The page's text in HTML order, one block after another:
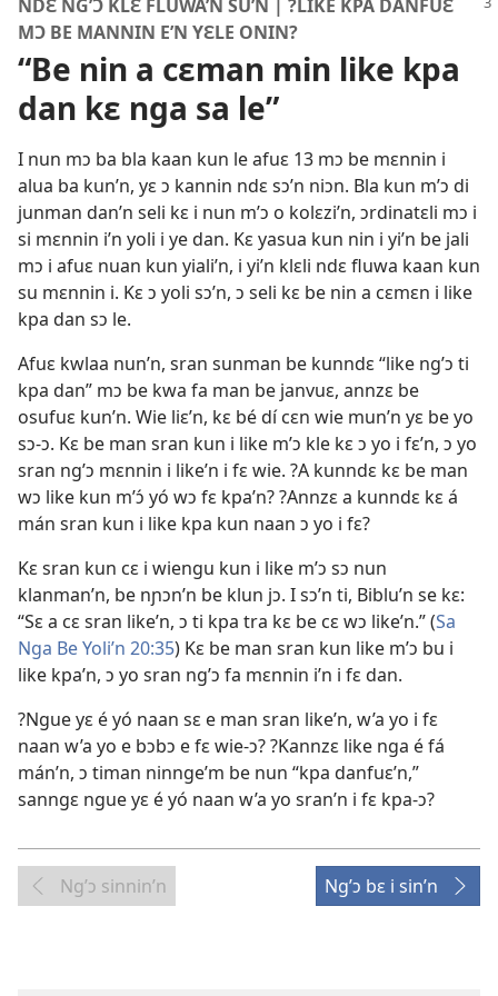
NDƐ NG’Ɔ KLƐ FLUWA’N SU’N | ?LIKE KPA DANFUƐ
MƆ BE MANNIN E’N YƐLE ONIN?
“Be nin a cɛman min like kpa
dan kɛ nga sa le”
I nun mɔ ba bla kaan kun le afuɛ 13 mɔ be mɛnnin i
alua ba kun’n, yɛ ɔ kannin ndɛ sɔ’n niɔn. Bla kun m’ɔ di
junman dan’n seli kɛ i nun m’ɔ o kolɛzi’n, ɔrdinatɛli mɔ i
si mɛnnin i’n yoli i ye dan. Kɛ yasua kun nin i yi’n be jali
mɔ i afuɛ nuan kun yiali’n, i yi’n klɛli ndɛ fluwa kaan kun
su mɛnnin i. Kɛ ɔ yoli sɔ’n, ɔ seli kɛ be nin a cɛmɛn i like
kpa dan sɔ le.
Afuɛ kwlaa nun’n, sran sunman be kunndɛ “like ng’ɔ ti
kpa dan” mɔ be kwa fa man be janvuɛ, annzɛ be
osufuɛ kun’n. Wie liɛ’n, kɛ bé dí cɛn wie mun’n yɛ be yo
sɔ-ɔ. Kɛ be man sran kun i like m’ɔ kle kɛ ɔ yo i fɛ’n, ɔ yo
sran ng’ɔ mɛnnin i like’n i fɛ wie. ?A kunndɛ kɛ be man
wɔ like kun m’ɔ́ yó wɔ fɛ kpa’n? ?Annzɛ a kunndɛ kɛ á
mán sran kun i like kpa kun naan ɔ yo i fɛ?
Kɛ sran kun cɛ i wiengu kun i like m’ɔ sɔ nun
klanman’n, be nɲɔn’n be klun jɔ. I sɔ’n ti, Biblu’n se kɛ:
“Sɛ a cɛ sran like’n, ɔ ti kpa tra kɛ be cɛ wɔ like’n.” (Sa
Nga Be Yoli’n 20:35) Kɛ be man sran kun like m’ɔ bu i
like kpa’n, ɔ yo sran ng’ɔ fa mɛnnin i’n i fɛ dan.
?Ngue yɛ é yó naan sɛ e man sran like’n, w’a yo i fɛ
naan w’a yo e bɔbɔ e fɛ wie-ɔ? ?Kannzɛ like nga é fá
mán’n, ɔ timan ninnge’m be nun “kpa danfuɛ’n,”
sanngɛ ngue yɛ é yó naan w’a yo sran’n i fɛ kpa-ɔ?
Ng’ɔ sinnin’n Ng’ɔ bɛ i sin’n